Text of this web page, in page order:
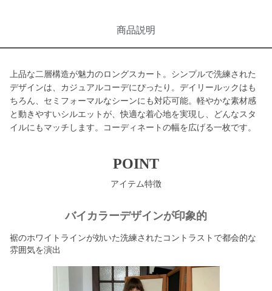
商品説明
上品な二層構造が魅力のロングスカート。シンプルで洗練された
デザインは、カジュアルコーデにぴったり。デイリールックはも
ちろん、セミフォーマルなシーンにも対応可能。軽やかな素材感
と動きやすいシルエットが、快適な着心地を実現し、どんなスタ
イルにもマッチします。コーディネートの幅を広げる一枚です。
POINT
アイテム特徴
バイカラーデザインが印象的
裾のホワイトラインが効いた洗練されたコントラストで都会的な
雰囲気を演出